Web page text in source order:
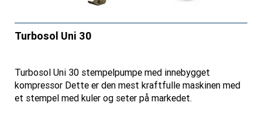
Turbosol Uni 30
Turbosol Uni 30 stempelpumpe med innebygget
kompressor Dette er den mest kraftfulle maskinen med
et stempel med kuler og seter på markedet.